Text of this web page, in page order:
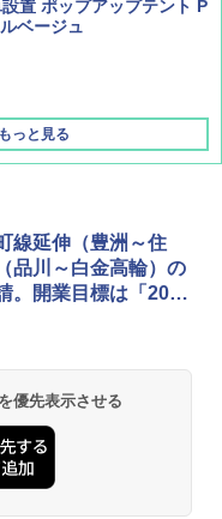
置 ポップアップテント P
ベージュ
っと見る
レス保冷剤 2個セット 2
速冷凍 空間倍増 衛生的
持ち
ャンプ ポリエステル フ
ント
線延伸（豊洲～住
品川～白金高輪）の
。開業目標は「2030
優先表示させる